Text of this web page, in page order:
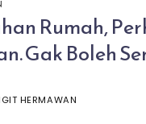
Rumah,
Gak Boleh
HERMAWAN